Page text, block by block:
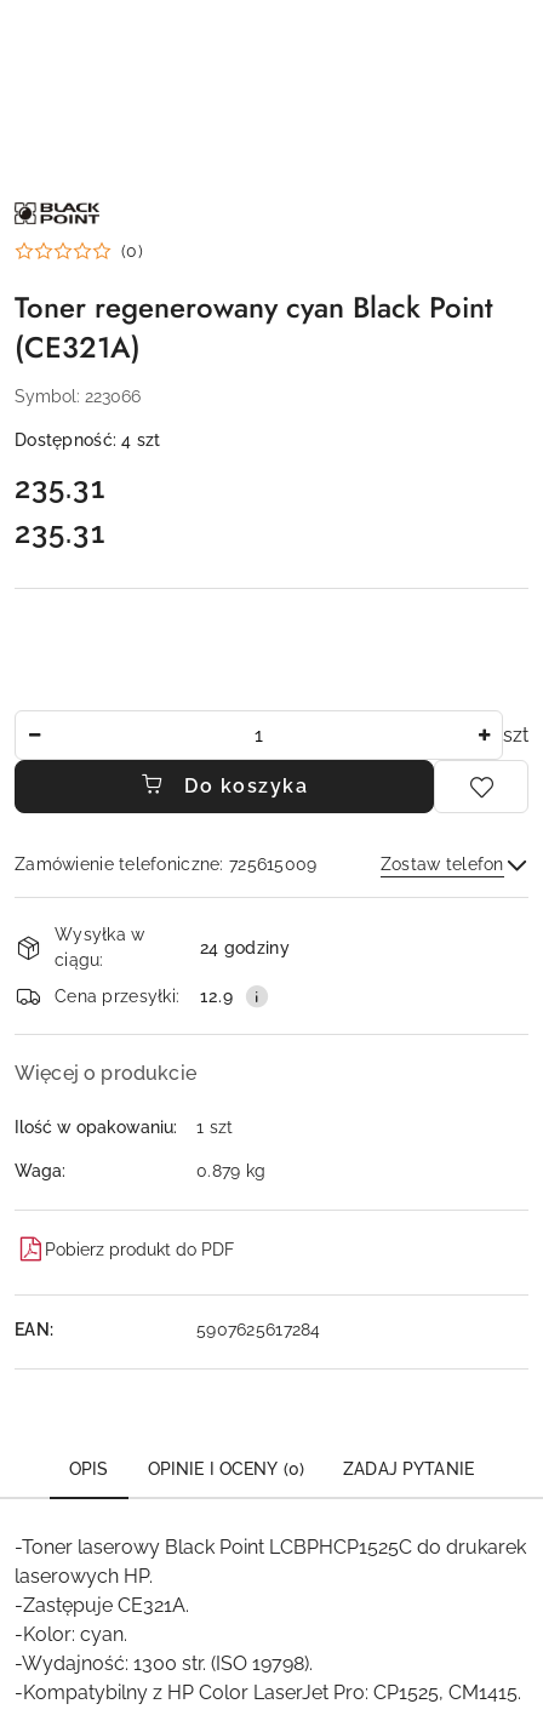
NAZWA
PRODUCENTA:
BLACK
POINT
(0)
Toner regenerowany cyan Black Point
(CE321A)
Symbol: 223066
Dostępność:4 szt
cena:
235.31
Cena:
235.31
szt
Do koszyka
Zamówienie telefoniczne: 725615009 Zostaw telefon
i
dostawa
Wysyłka w
ciągu:
24 godziny
Cena przesyłki: 12.9
Więcej o produkcie
Ilość w opakowaniu: 1 szt
Waga: 0.879 kg
Pobierz produkt do PDF
EAN: 5907625617284
OPIS OPINIE I OCENY (0) ZADAJ PYTANIE
-Toner laserowy Black Point LCBPHCP1525C do drukarek
laserowych HP.
-Zastępuje CE321A.
-Kolor: cyan.
-Wydajność: 1300 str. (ISO 19798).
-Kompatybilny z HP Color LaserJet Pro: CP1525, CM1415.